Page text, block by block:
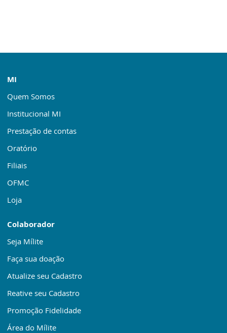
MI
Quem Somos
Institucional MI
Prestação de contas
Oratório
Filiais
OFMC
Loja
Colaborador
Seja Mílite
Faça sua doação
Atualize seu Cadastro
Reative seu Cadastro
Promoção Fidelidade
Área do Mílite